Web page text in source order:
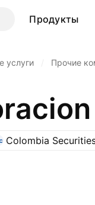
Продукты
услуги Прочие
Colombia